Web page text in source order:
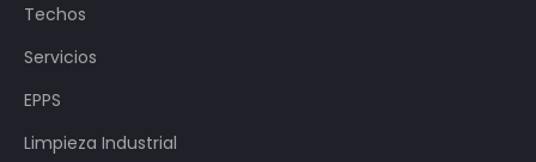
Techos
Servicios
EPPS
Limpieza Industrial